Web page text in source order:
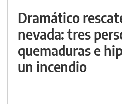
Dramático
nevada: tres
quemaduras e
un incendio